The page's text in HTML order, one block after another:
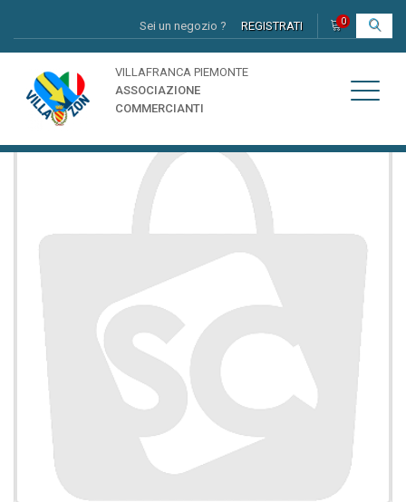
Sei un negozio ? REGISTRATI 0
VILLAFRANCA PIEMONTE
ASSOCIAZIONE
COMMERCIANTI